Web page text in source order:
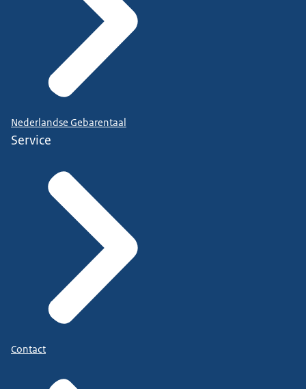
Nederlandse Gebarentaal
Service
Contact